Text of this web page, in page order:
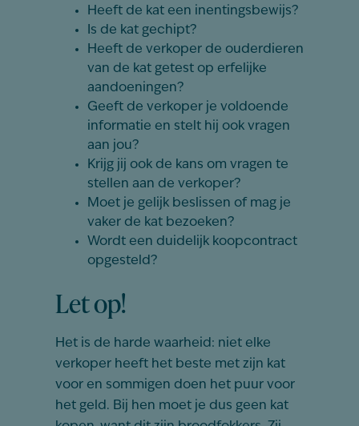
Heeft de kat een inentingsbewijs?
Is de kat gechipt?
Heeft de verkoper de ouderdieren
van de kat getest op erfelijke
aandoeningen?
Geeft de verkoper je voldoende
informatie en stelt hij ook vragen
aan jou?
Krijg jij ook de kans om vragen te
stellen aan de verkoper?
Moet je gelijk beslissen of mag je
vaker de kat bezoeken?
Wordt een duidelijk koopcontract
opgesteld?
Let op!
Het is de harde waarheid: niet elke
verkoper heeft het beste met zijn kat
voor en sommigen doen het puur voor
het geld. Bij hen moet je dus geen kat